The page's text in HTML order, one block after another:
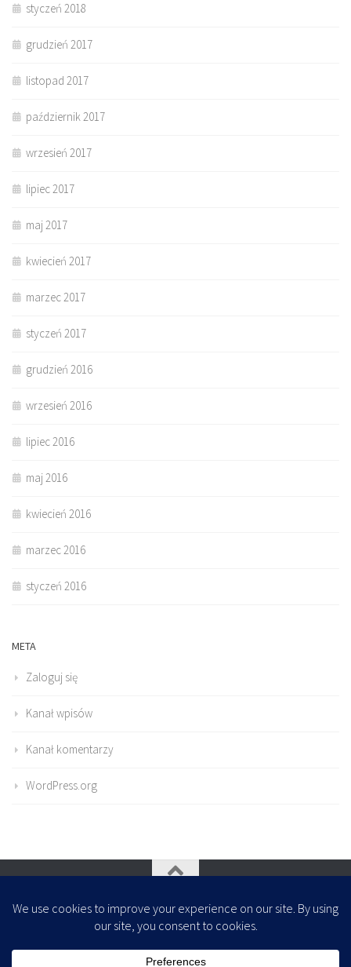
styczeń 2018
grudzień 2017
listopad 2017
październik 2017
wrzesień 2017
lipiec 2017
maj 2017
kwiecień 2017
marzec 2017
styczeń 2017
grudzień 2016
wrzesień 2016
lipiec 2016
maj 2016
kwiecień 2016
marzec 2016
styczeń 2016
META
Zaloguj się
Kanał wpisów
Kanał komentarzy
WordPress.org